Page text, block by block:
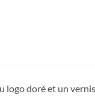
logo doré et un